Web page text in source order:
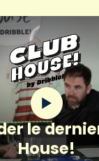
le
House!